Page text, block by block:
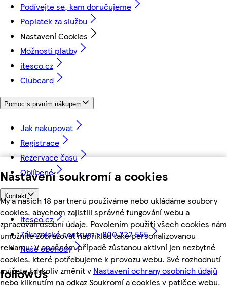
Nastavení soukromí a cookies
My a našich 18 partnerů používáme nebo ukládáme soubory
cookies, abychom zajistili správné fungování webu a
zpracovali osobní údaje. Povolením použití všech cookies nám
umožníte zobrazovat například také personalizovanou
reklamu. V opačném případě zůstanou aktivní jen nezbytné
cookies, které potřebujeme k provozu webu. Své rozhodnutí
můžete kdykoliv změnit v Nastavení ochrany osobních údajů
nebo kliknutím na odkaz Soukromí a cookies v patičce webu.
Podívejte se, kam doručujeme
Poplatek za službu
Nastavení Cookies
Možnosti platby
itesco.cz
Clubcard
Pomoc s prvním nákupem
Jak nakupovat
Registrace
Rezervace času
Oblíbené
Kontakt
itesco.cz
Zákaznické centrum - 800 222 555
Naše obchody
followUs